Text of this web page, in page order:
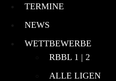
TERMINE
NEWS
WETTBEWERBE
RBBL 1 | 2
ALLE LIGEN